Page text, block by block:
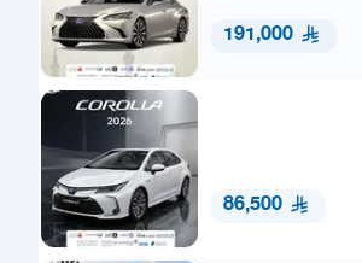
191,000
86,500